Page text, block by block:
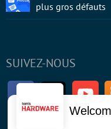
SUIVEZ-NOUS
FacebookTwitter
plus gros défauts